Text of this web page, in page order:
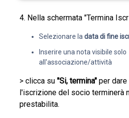
4. Nella schermata "Termina
Selezionare la data di fine
Inserire una nota visibile solo
all'associazione/attività
> clicca su "Si, termina" per
l'iscrizione del socio terminerà
prestabilita.